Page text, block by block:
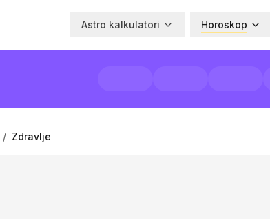
Astro kalkulatori Horoskop
/ Zdravlje